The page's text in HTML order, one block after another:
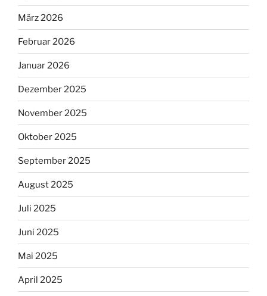
März 2026
Februar 2026
Januar 2026
Dezember 2025
November 2025
Oktober 2025
September 2025
August 2025
Juli 2025
Juni 2025
Mai 2025
April 2025